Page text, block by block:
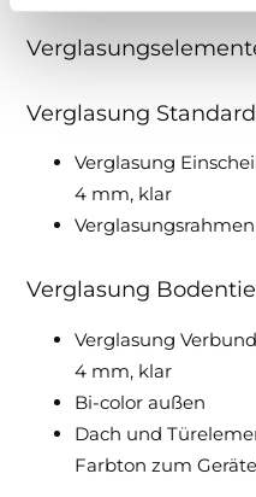
Verglasung
Verglasung
4 mm, klar
Verglasung
Verglasung
4 mm, klar
Bi-color außen
Dach und
Farbton zum